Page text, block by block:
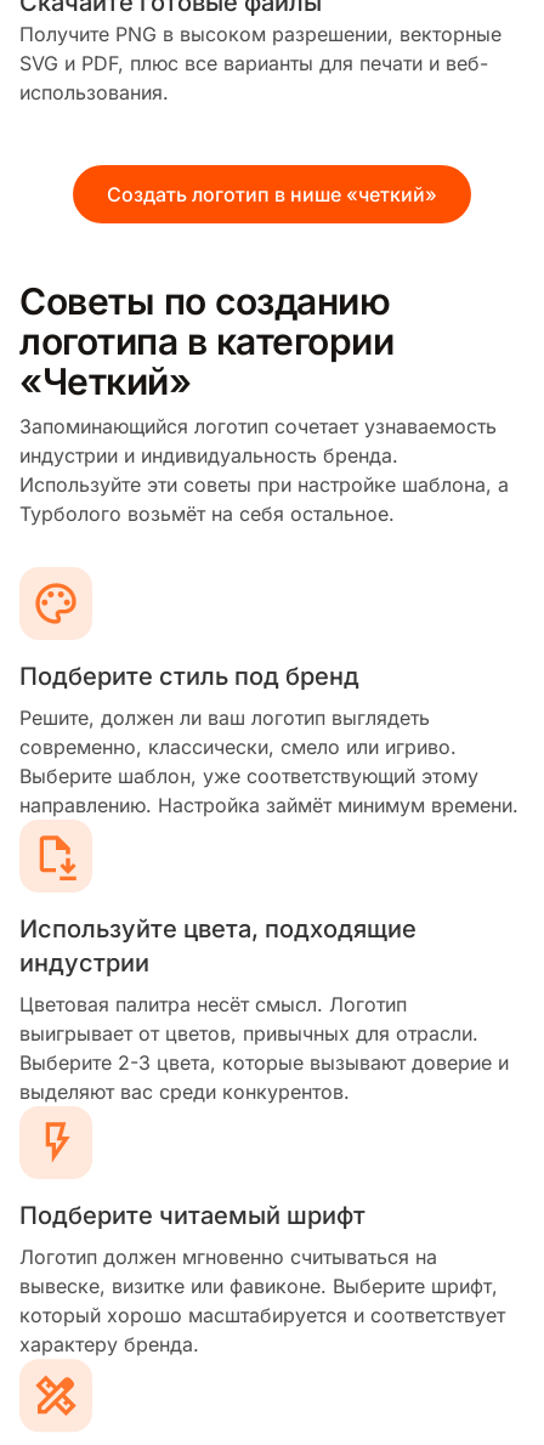
Получите PNG в высоком разрешении, векторные
SVG и PDF, плюс все варианты для печати и веб-
использования.
Создать логотип в нише «четкий»
Советы по созданию
логотипа в категории
«Четкий»
Запоминающийся логотип сочетает узнаваемость
индустрии и индивидуальность бренда.
Используйте эти советы при настройке шаблона, а
Турболого возьмёт на себя остальное.
Подберите стиль под бренд
Решите, должен ли ваш логотип выглядеть
современно, классически, смело или игриво.
Выберите шаблон, уже соответствующий этому
направлению. Настройка займёт минимум времени.
Используйте цвета, подходящие
индустрии
Цветовая палитра несёт смысл. Логотип
выигрывает от цветов, привычных для отрасли.
Выберите 2-3 цвета, которые вызывают доверие и
выделяют вас среди конкурентов.
Подберите читаемый шрифт
Логотип должен мгновенно считываться на
вывеске, визитке или фавиконе. Выберите шрифт,
который хорошо масштабируется и соответствует
характеру бренда.